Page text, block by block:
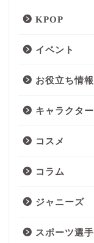
KPOP
イベント
お役立ち情報
キャラクター
コスメ
コラム
ジャニーズ
スポーツ選手